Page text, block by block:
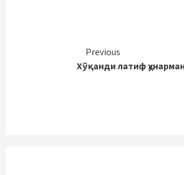
Continue
Reading
Previous
Хўқанди латиф